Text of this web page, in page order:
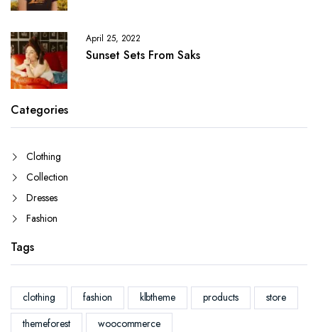
April 25, 2022
Sunset Sets From Saks
Categories
Clothing
Collection
Dresses
Fashion
Tags
clothing fashion klbtheme products
store
themeforest
woocommerce